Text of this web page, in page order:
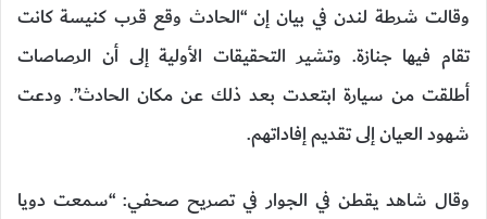
وقالت شرطة لندن في بيان إن “الحادث وقع قرب كنيسة كانت
تقام فيها جنازة. وتشير التحقيقات الأولية إلى أن الرصاصات
أطلقت من سيارة ابتعدت بعد ذلك عن مكان الحادث”. ودعت
شهود العيان إلى تقديم إفاداتهم.
وقال شاهد يقطن في الجوار في تصريح صحفي: “سمعت دويا